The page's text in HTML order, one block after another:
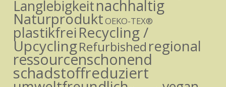
Langlebigkeitnachhaltig
NaturproduktOEKO-TEX®
plastikfreiRecycling /
UpcyclingRefurbished regional
ressourcenschonend
schadstoffreduziert